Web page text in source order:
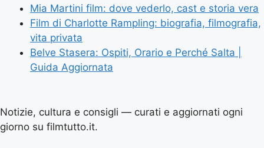
Mia Martini film: dove vederlo, cast e storia vera
Film di Charlotte Rampling: biografia, filmografia,
vita privata
Belve Stasera: Ospiti, Orario e Perché Salta |
Guida Aggiornata
Notizie, cultura e consigli — curati e aggiornati ogni
giorno su filmtutto.it.